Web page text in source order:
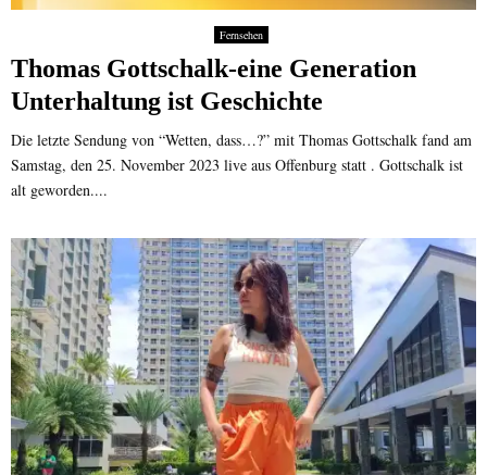
Fernsehen
Thomas Gottschalk-eine Generation
Unterhaltung ist Geschichte
Die letzte Sendung von “Wetten, dass…?” mit Thomas Gottschalk fand am
Samstag, den 25. November 2023 live aus Offenburg statt . Gottschalk ist
alt geworden....